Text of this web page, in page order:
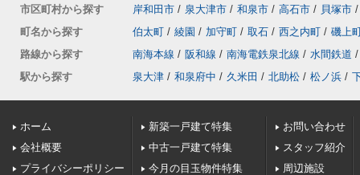
市区町村から探す 岸和田市 / 泉大津市 / 和泉市 / 高石市 / 貝塚市 /
町名から探す
伯太町 / 綾園 / 加守町 / 取石 / 西之内町 / 磯上
路線から探す
南海本線 / 阪和線 / 南海電鉄泉北線 / 水間鉄道 /
駅から探す
泉大津 / 和泉府中 / 久米田 / 北助松 / 松ノ浜 /
ホーム
会社概要
プライバシーポリシー
新築一戸建て特集
中古一戸建て特集
今月の目玉物件特集
お問い合わせ
スタッフ紹介
周辺施設